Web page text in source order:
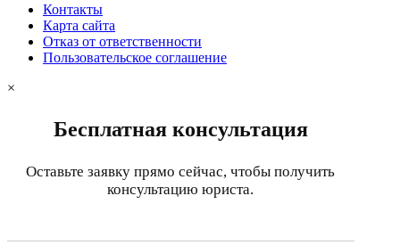
Контакты
Карта сайта
Отказ от ответственности
Пользовательское соглашение
×
Бесплатная консультация
Оставьте заявку прямо сейчас, чтобы получить
консультацию юриста.